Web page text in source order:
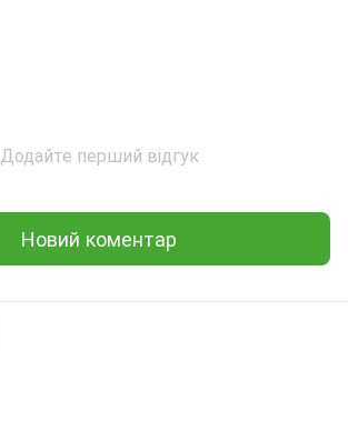
Додайте перший відгук
Новий коментар